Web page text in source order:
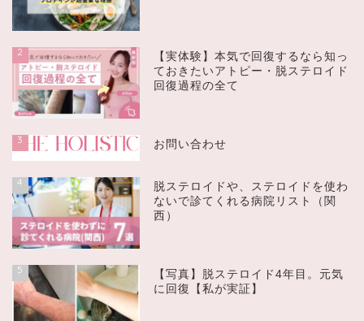
2
【実体験】本気で回復するなら知っ
ておきたいアトピー・脱ステロイド
回復過程の全て
3 お問い合わせ
4
脱ステロイドや、ステロイドを使わ
ないで診てくれる病院リスト（関
西）
5
【写真】脱ステロイド4年目。元気
に回復【私が実証】